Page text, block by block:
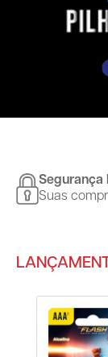
Segurança
Suas